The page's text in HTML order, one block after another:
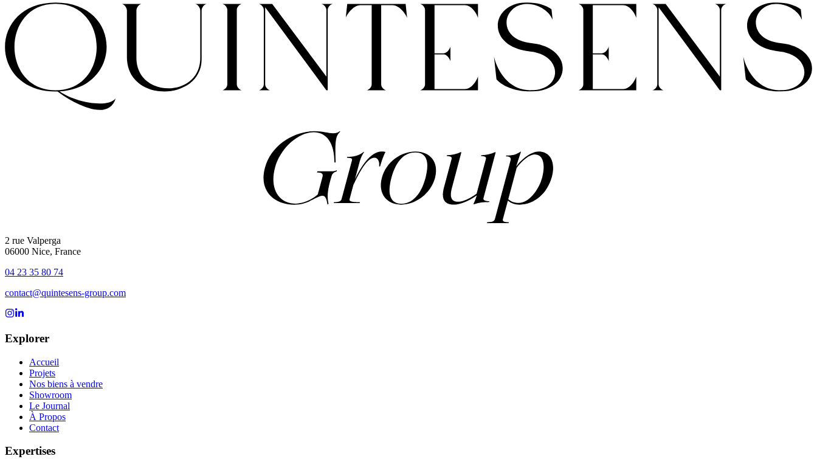
2 rue Valperga
06000 Nice, France
04 23 35 80 74
contact@quintesens-group.com
Suivez-nous sur Instagram
Explorer
Accueil
Projets
Nos biens à vendre
Showroom
Le Journal
À Propos
Contact
Expertises